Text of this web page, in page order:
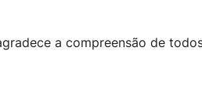
a compreensão de